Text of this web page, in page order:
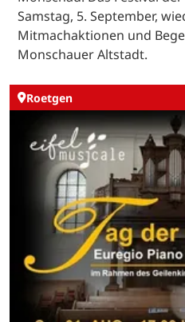
Samstag, 5. September,
Mitmachaktionen und
Monschauer Altstadt.
Roetgen